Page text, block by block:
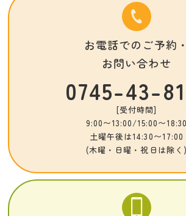
お電話でのご予約・
お問い合わせ
0745-43-
[受付時間]
9:00〜13:00/15:00〜18:30
土曜午後は14:30〜17:00
(木曜・日曜・祝日は除く)